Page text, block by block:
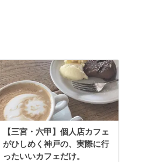
【三宮・六甲】個人店カフェ
がひしめく神戸の、実際に行
ったいいカフェだけ。